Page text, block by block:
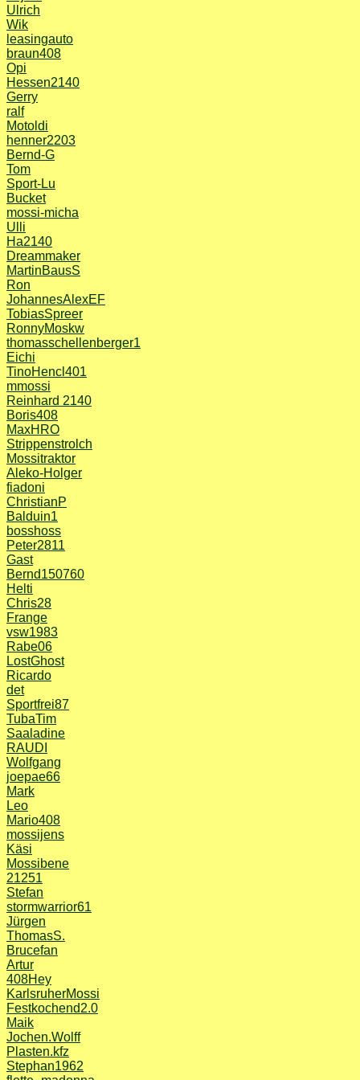
Ulrich
Wik
leasingauto
braun408
Opi
Hessen2140
Gerry
ralf
Motoldi
henner2203
Bernd-G
Tom
Sport-Lu
Bucket
mossi-micha
Ulli
Ha2140
Dreammaker
MartinBausS
Ron
JohannesAlexEF
TobiasSpreer
RonnyMoskw
thomasschellenberger1
Eichi
TinoHencl401
mmossi
Reinhard 2140
Boris408
MaxHRO
Strippenstrolch
Mossitraktor
Aleko-Holger
fiadoni
ChristianP
Balduin1
bosshoss
Peter2811
Gast
Bernd150760
Helti
Chris28
Frange
vsw1983
Rabe06
LostGhost
Ricardo
det
Sportfrei87
TubaTim
Saaladine
RAUDI
Wolfgang
joepae66
Mark
Leo
Mario408
mossijens
Käsi
Mossibene
21251
Stefan
stormwarrior61
Jürgen
ThomasS.
Brucefan
Artur
408Hey
KarlsruherMossi
Festkochend2.0
Maik
Jochen.Wolff
Plasten.kfz
Stephan1962